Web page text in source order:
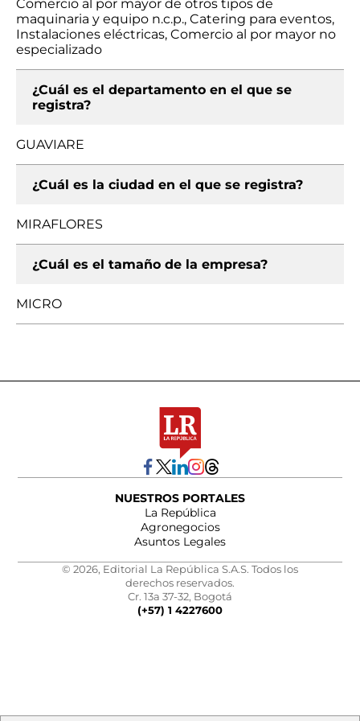
Comercio al por mayor de otros tipos de
maquinaria y equipo n.c.p., Catering para eventos,
Instalaciones eléctricas, Comercio al por mayor no
especializado
¿Cuál es el departamento en el que se
registra?
GUAVIARE
¿Cuál es la ciudad en el que se registra?
MIRAFLORES
¿Cuál es el tamaño de la empresa?
MICRO
NUESTROS PORTALES
La República
Agronegocios
Asuntos Legales
© 2026, Editorial La República S.A.S. Todos los
derechos reservados.
Cr. 13a 37-32, Bogotá
(+57) 1 4227600